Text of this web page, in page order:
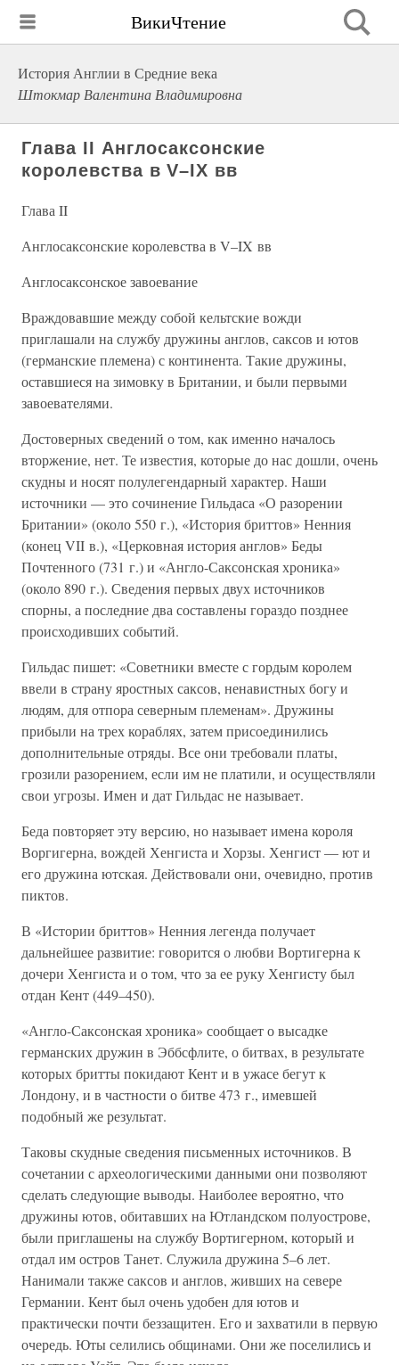
ВикиЧтение
История Англии в Средние века
Штокмар Валентина Владимировна
Глава II Англосаксонские
королевства в V–IX вв
Глава II
Англосаксонские королевства в V–IX вв
Англосаксонское завоевание
Враждовавшие между собой кельтские вожди
приглашали на службу дружины англов, саксов и ютов
(германские племена) с континента. Такие дружины,
оставшиеся на зимовку в Британии, и были первыми
завоевателями.
Достоверных сведений о том, как именно началось
вторжение, нет. Те известия, которые до нас дошли, очень
скудны и носят полулегендарный характер. Наши
источники — это сочинение Гильдаса «О разорении
Британии» (около 550 г.), «История бриттов» Ненния
(конец VII в.), «Церковная история англов» Беды
Почтенного (731 г.) и «Англо-Саксонская хроника»
(около 890 г.). Сведения первых двух источников
спорны, а последние два составлены гораздо позднее
происходивших событий.
Гильдас пишет: «Советники вместе с гордым королем
ввели в страну яростных саксов, ненавистных богу и
людям, для отпора северным племенам». Дружины
прибыли на трех кораблях, затем присоединились
дополнительные отряды. Все они требовали платы,
грозили разорением, если им не платили, и осуществляли
свои угрозы. Имен и дат Гильдас не называет.
Беда повторяет эту версию, но называет имена короля
Воргигерна, вождей Хенгиста и Хорзы. Хенгист — ют и
его дружина ютская. Действовали они, очевидно, против
пиктов.
В «Истории бриттов» Ненния легенда получает
дальнейшее развитие: говорится о любви Вортигерна к
дочери Хенгиста и о том, что за ее руку Хенгисту был
отдан Кент (449–450).
«Англо-Саксонская хроника» сообщает о высадке
германских дружин в Эббсфлите, о битвах, в результате
которых бритты покидают Кент и в ужасе бегут к
Лондону, и в частности о битве 473 г., имевшей
подобный же результат.
Таковы скудные сведения письменных источников. В
сочетании с археологическими данными они позволяют
сделать следующие выводы. Наиболее вероятно, что
дружины ютов, обитавших на Ютландском полуострове,
были приглашены на службу Вортигерном, который и
отдал им остров Танет. Служила дружина 5–6 лет.
Нанимали также саксов и англов, живших на севере
Германии. Кент был очень удобен для ютов и
практически почти беззащитен. Его и захватили в первую
очередь. Юты селились общинами. Они же поселились и